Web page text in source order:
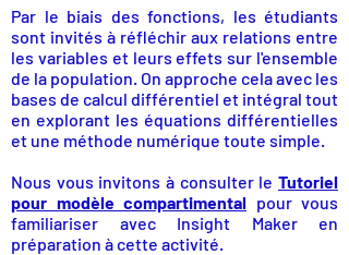
Par le biais des fonctions, les étudiants
sont invités à réfléchir aux relations entre
les variables et leurs effets sur l'ensemble
de la population. On approche cela avec les
bases de calcul différentiel et intégral tout
en explorant les équations différentielles
et une méthode numérique toute simple.
Nous vous invitons à consulter le Tutoriel
pour modèle compartimental pour vous
familiariser avec Insight Maker en
préparation à cette activité.